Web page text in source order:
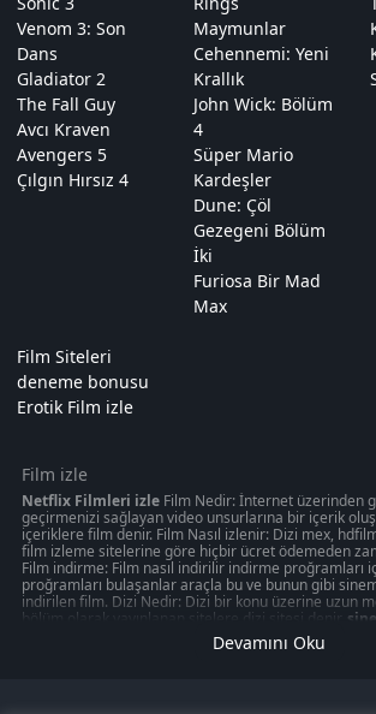
Venom 3: Son
Dans
Gladiator 2
The Fall Guy
Avcı Kraven
Avengers 5
Çılgın Hırsız 4
Maymunlar
Cehennemi: Yeni
Krallık
John Wick: Bölüm
4
Süper Mario
Kardeşler
Dune: Çöl
Gezegeni Bölüm
İki
Furiosa Bir Mad
Max
Film Siteleri
deneme bonusu
Erotik Film izle
Film izle
Netflix Filmleri izleFilm Nedir: İnternet üzerinden
geçirmenizi sağlayan video unsurlarına bir içerik
içeriklere film denir. Film Nasıl izlenir: Dizi mex,
film izleme sitelerine göre hiçbir ücret ödemeden
Film indirme: Film nasıl indirilir indirme proğramları
proğramları bulaşanlar araçla bu ve bunun gibi
indirilen film. Dizi Nedir: Dizi bir konu üzerine uzun
bölüm olarak yayınlanan sitelere dizi sitesi denir.
50 kategoride " türkçeyle ilgili olabilecek 1080p
oyunu izmek can verebilir. Akşam gibi ziyaretinizi
Devamını Oku